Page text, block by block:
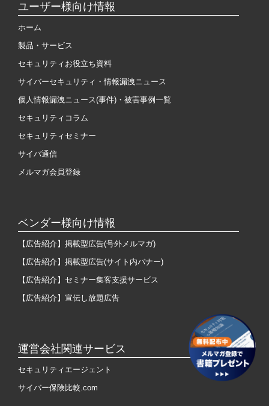
ユーザー様向け情報
ホーム
製品・サービス
セキュリティお役立ち資料
サイバーセキュリティ・情報漏洩ニュース
個人情報漏洩ニュース(事件)・被害事例一覧
セキュリティコラム
セキュリティセミナー
サイバ通信
メルマガ会員登録
ベンダー様向け情報
【広告紹介】掲載型広告(号外メルマガ)
【広告紹介】掲載型広告(サイト内バナー)
【広告紹介】セミナー集客支援サービス
【広告紹介】宣伝し放題広告
運営会社関連サービス
セキュリティエージェント
サイバー保険比較.com